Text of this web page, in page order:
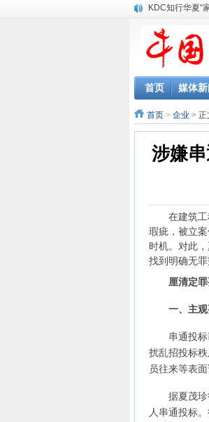
KDC知行华夏“
首页 媒体新
首页 > 企业 > 正
涉嫌
在建筑工程
瑕疵，被立
时机。对此
找到明确无罪
厘清定
一、主
串通投标罪
扰乱招投标
员往来等表
据夏茂珍律
人串通投标